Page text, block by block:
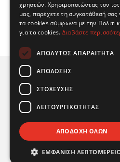
ΕΣΕΙΣ
Powered byRadicode
χρηστών. Χρησιμοποιώντας τον
μας, παρέχετε τη συγκατάθεσή σας
τα cookies σύμφωνα με την
για τα cookies. Διαβάστε
ΑΠΟΛΎΤΩΣ ΑΠΑΡΑΊΤΗΤΑ
ΑΠΌΔΟΣΗΣ
ΣΤΌΧΕΥΣΗΣ
ΛΕΙΤΟΥΡΓΙΚΌΤΗΤΑΣ
ΑΠΟΔΟΧΉ ΌΛΩΝ
ΕΜΦΆΝΙΣΗ